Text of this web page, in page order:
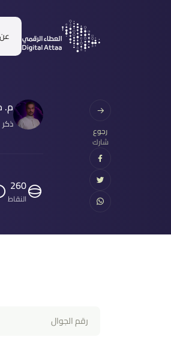
رجوع
شارك
م.
ذكر
260
النقاط
رقم الجوال